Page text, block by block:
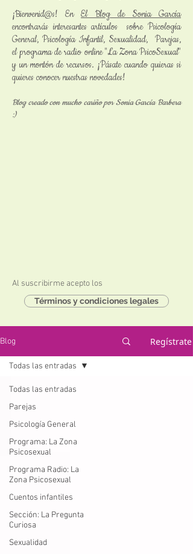
¡Bienvenid@s! En El Blog de Sonia García
encontrarás interesantes artículos sobre Psicología
General, Psicología Infantil, Sexualidad, Parejas,
el programa de radio online "La Zona PsicoSexual"
y un montón de recursos. ¡Pásate cuando quieras si
quieres conocer nuestras novedades!
Blog creado con mucho cariño por Sonia García Barbera
:)
Al suscribirme acepto los
Términos y condiciones legales
Blog Regístrate
Todas las entradas
Parejas
Psicología General
Programa: La Zona
Psicosexual
Programa Radio: La
Zona Psicosexual
Cuentos infantiles
Sección: La Pregunta
Curiosa
Sexualidad
Todas las entradas